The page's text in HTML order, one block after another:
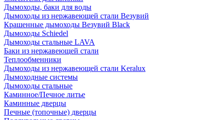
Дымоходы, баки для воды
Дымоходы из нержавеющей стали Везувий
Крашенные дымоходы Везувий Black
Дымоходы Schiedel
Дымоходы стальные LAVA
Баки из нержавеющей стали
Теплообменники
Дымоходы из нержавеющей стали Keralux
Дымоходные системы
Дымоходы стальные
Каминное/Печное литье
Каминные дверцы
Печные (топочные) дверцы